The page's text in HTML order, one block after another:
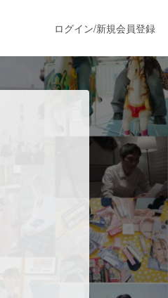
ログイン/新規会員登録